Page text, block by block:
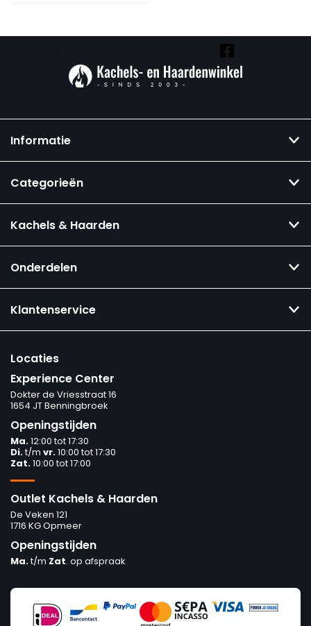
Informatie
Categorieën
Kachels & Haarden
Onderdelen
Klantenservice
Locaties
Experience Center
Dokter de Vriesstraat 16
1654 JT Benningbroek
Openingstijden
Ma.12:00 tot 17:30
Di.t/m vr.10:00 tot 17:30
Zat.10:00 tot 17:00
Outlet Kachels & Haarden
De Veken 121
1716 KG Opmeer
Openingstijden
Ma.t/m Zat. op afspraak